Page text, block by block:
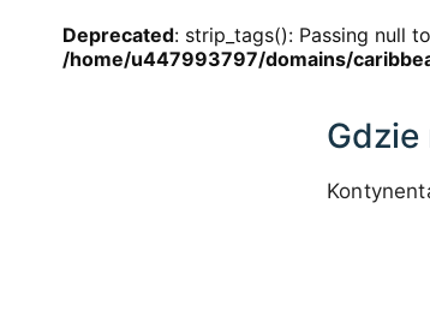
Deprecated: strip_tags(): Passing null
/home/u447993797/domains/